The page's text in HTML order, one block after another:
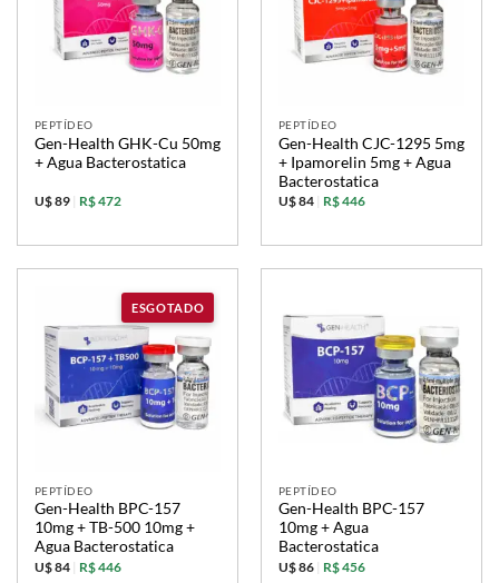
PEPTÍDEO
Gen-Health GHK-Cu 50mg
+ Agua Bacterostatica
U$ 89 R$ 472
PEPTÍDEO
Gen-Health CJC-1295 5mg
+ Ipamorelin 5mg + Agua
Bacterostatica
U$ 84 R$ 446
PEPTÍDEO
Gen-Health BPC-157
10mg + TB-500 10mg +
Agua Bacterostatica
U$ 84 R$ 446
PEPTÍDEO
Gen-Health BPC-157
10mg + Agua
Bacterostatica
U$ 86 R$ 456